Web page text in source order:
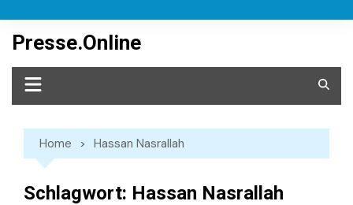
content
Presse.Online
Home Hassan Nasrallah
Schlagwort: Hassan Nasrallah